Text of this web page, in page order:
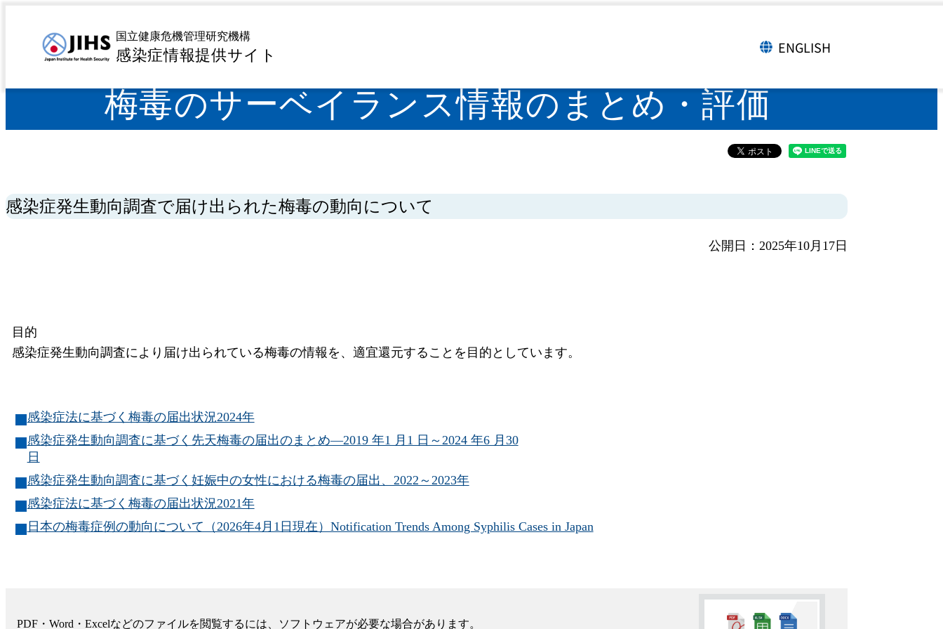
国立健康危機管理研究機構
感染症情報提供サイト 言語切り替え
ENGLISH
トップページ> 感染症サーベイランス情報のまとめ・評価
梅毒のサーベイランス情報のまとめ・評価
感染症発生動向調査で届け出られた梅毒の動向について
公開日：2025年10月17日
目的
感染症発生動向調査により届け出られている梅毒の情報を、適宜還元することを目的としています。
感染症法に基づく梅毒の届出状況2024年
感染症発生動向調査に基づく先天梅毒の届出のまとめ―2019 年1 月1 日～2024 年6 月30
日
感染症発生動向調査に基づく妊娠中の女性における梅毒の届出、2022～2023年
感染症法に基づく梅毒の届出状況2021年
日本の梅毒症例の動向について（2026年4月1日現在）Notification Trends Among Syphilis Cases in Japan
PDF・Word・Excelなどのファイルを閲覧するには、ソフトウェアが必要な場合があります。